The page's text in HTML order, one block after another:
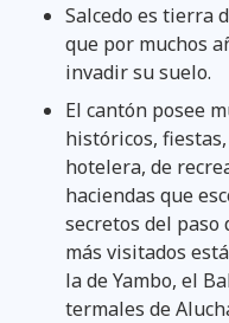
Salcedo es tierra
que por muchos
invadir su suelo.
El cantón posee
históricos,
hotelera, de
haciendas que
secretos del paso
más visitados
la de Yambo, el
termales de